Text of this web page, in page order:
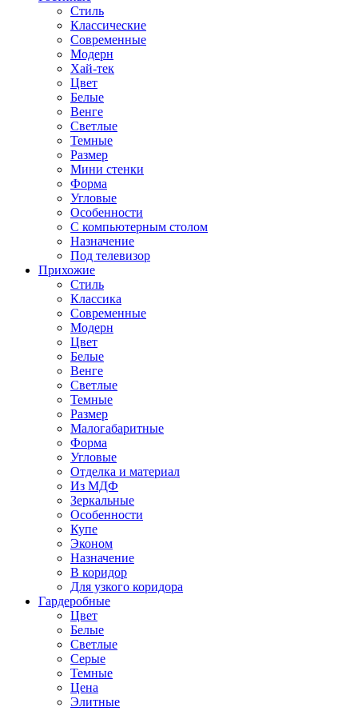
Стиль
Классические
Современные
Модерн
Хай-тек
Цвет
Белые
Венге
Светлые
Темные
Размер
Мини стенки
Форма
Угловые
Особенности
С компьютерным столом
Назначение
Под телевизор
Прихожие
Стиль
Классика
Современные
Модерн
Цвет
Белые
Венге
Светлые
Темные
Размер
Малогабаритные
Форма
Угловые
Отделка и материал
Из МДФ
Зеркальные
Особенности
Купе
Эконом
Назначение
В коридор
Для узкого коридора
Гардеробные
Цвет
Белые
Светлые
Серые
Темные
Цена
Элитные